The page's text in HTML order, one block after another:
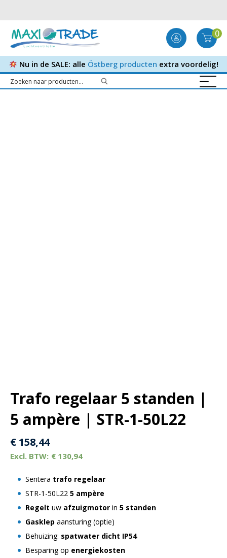
0
Nu in de SALE: alle Östberg producten extra voordelig!
Trafo regelaar 5 standen |
5 ampère | STR-1-50L22
€ 158,44
€ 130,94
Sentera trafo regelaar
STR-1-50L22 5 ampère
Regelt uw afzuigmotor in 5 standen
Gasklep aansturing (optie)
Behuizing: spatwater dicht IP54
Besparing op energiekosten